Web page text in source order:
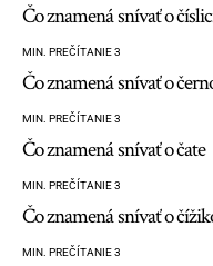
Čo znamená snívať o
MIN. PREČÍTANIE 3
Čo znamená snívať o
MIN. PREČÍTANIE 3
Čo znamená snívať o čate
MIN. PREČÍTANIE 3
Čo znamená snívať o
MIN. PREČÍTANIE 3